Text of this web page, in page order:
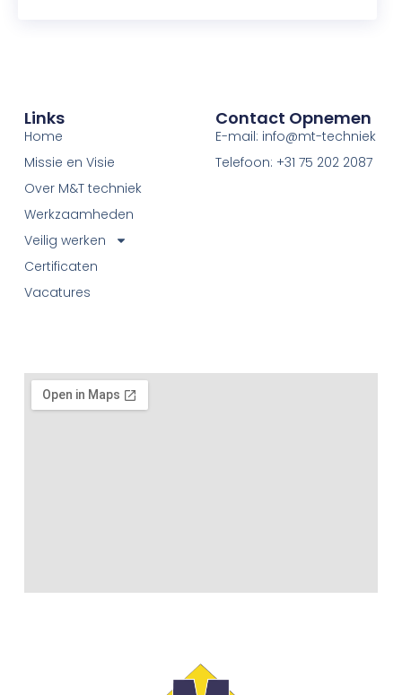
Links
Home
Missie en Visie
Over M&T techniek
Werkzaamheden
Veilig werken
Certificaten
Vacatures
Contact Opnemen
E-mail: info@mt-techniek
Telefoon: +31 75 202 2087